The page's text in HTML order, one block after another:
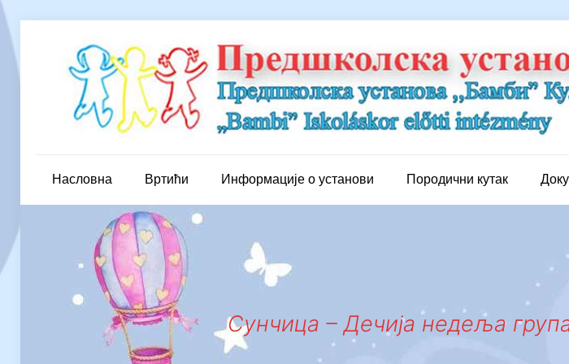
Насловна Вртићи Информације о установи Породични кутак
Сунчица – Дечија недеља